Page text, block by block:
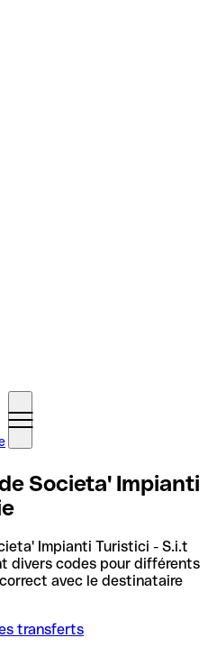
Societa' Impianti
Impianti Turistici - S.i.t
divers codes pour différents
avec le destinataire
transferts